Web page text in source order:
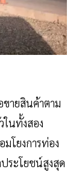
ายสินค้าตาม
นทั้งสอง
โยงการท่อง
ระโยชน์สูงสุด